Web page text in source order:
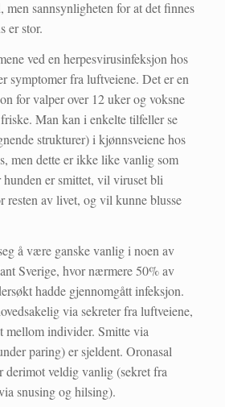
men sannsynligheten for at det finnes
er stor.
ved en herpesvirusinfeksjon hos
symptomer fra luftveiene. Det er en
for valper over 12 uker og voksne
Man kan i enkelte tilfeller se
strukturer) i kjønnsveiene hos
men dette er ikke like vanlig som
er smittet, vil viruset bli
resten av livet, og vil kunne blusse
å være ganske vanlig i noen av
Sverige, hvor nærmere 50% av
hadde gjennomgått infeksjon.
via sekreter fra luftveiene,
mellom individer. Smitte via
paring) er sjeldent. Oronasal
derimot veldig vanlig (sekret fra
snusing og hilsing).